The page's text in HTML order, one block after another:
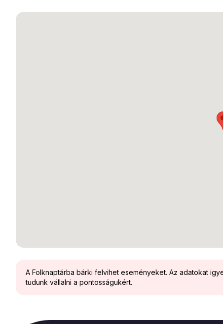
A Folknaptárba bárki felvihet eseményeket. Az adatokat
tudunk vállalni a pontosságukért.